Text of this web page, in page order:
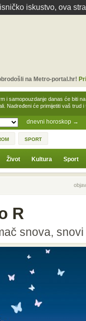
iskustvo, ova
dnevni horoskop →
i samopouzdanje danas će biti
Nadređeni će primijetiti vaš trud
na Metro-portal.hr!
SPORT
Život Kultura Sport
Prethodna
R
snova,